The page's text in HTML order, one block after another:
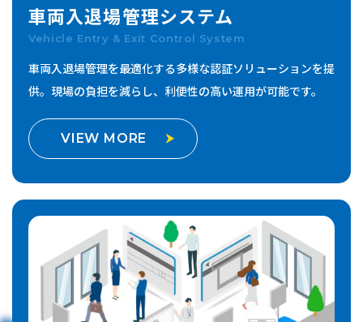
車両入退場管理システム
Vehicle Entry & Exit Control System
車両入退場管理を最適化する多様な認証ソリューションを提
供。 現場の負担を減らし、利便性の高い運用が可能です。
VIEW MORE